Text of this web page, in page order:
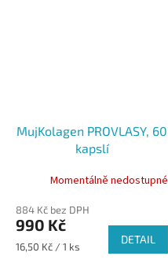
MujKolagen PROVLASY, 60
kapslí
Momentálně nedostupné
884 Kč bez DPH
990 Kč
Měrná
16,50 Kč / 1 ks
DETAIL